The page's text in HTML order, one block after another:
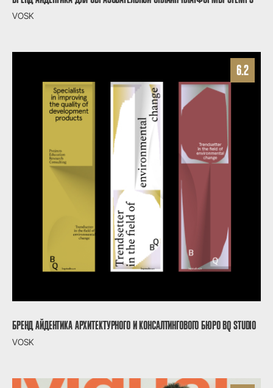
VOSK
6.2
БРЕНД АЙДЕНТИКА АРХИТЕКТУРНОГО И КОНСАЛТИНГОВОГО БЮРО BQ STUDIO
VOSK